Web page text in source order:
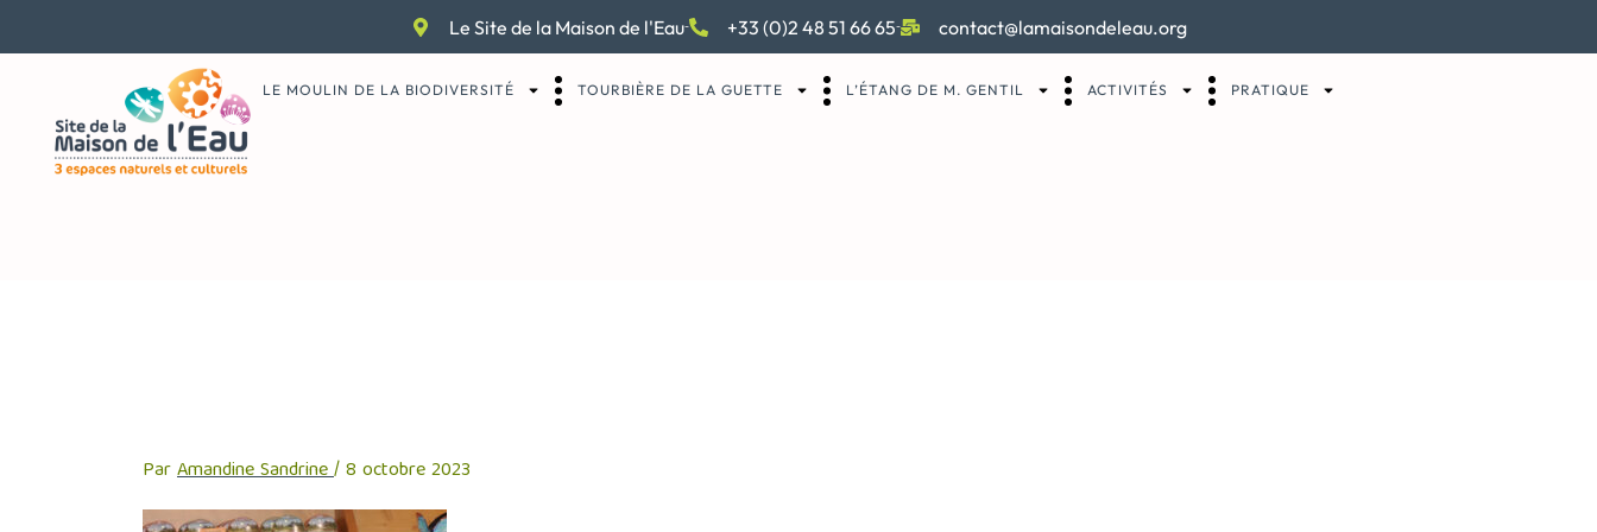
Le Site de la Maison de l'Eau +33 (0)2 48 51 66 65 contact@lamaisondeleau.org
LE MOULIN DE LA BIODIVERSITÉ TOURBIÈRE DE LA GUETTE L’ÉTANG DE M. GENTIL ACTIVITÉS PRATIQUE
ParAmandine Sandrine/8 octobre 2023